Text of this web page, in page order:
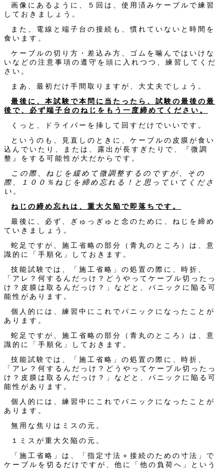
画像にあるように、５回は、使用済みケーブルで練習
しておきましょう。
また、電線と端子台の接続も、慣れていないと時間を
食います。
ケーブルの切り方・差込み方、ゴムを噛んではいけな
いなどの注意事項の遵守を頭に入れつつ、練習してくだ
さい。
まあ、最初だけ手間取りますが、大丈夫でしょう。
最後に、本試験で本問に当たったら、試験の最後の最
後で、必ず端子台のねじをもう一度締めてください。
くっと、ドライバーを挿して回すだけでいいです。
というのも、見直しのときに、ケーブルの皮膜が食い
込んでいたり、または、露出が長すぎたりで、『微調
整』をする可能性が大だからです。
この際、ねじを緩めて微調整するのですが、その
際、１００％ねじを締め忘れる！と思っていてくださ
い。
ねじの締め忘れは、重大欠陥で即落ちです。
最後に、必ず、ぎゅっぎゅと念のために、ねじを締め
ていきましょう。
蛇足ですが、施工省略の部分（青丸のところ）は、意
識的に「手順化」しておきます。
技能試験では、「施工省略」の処置の際に、時折、
「アレ？何するんだっけ？どうやってケーブル切ったっ
け？皮膜は取るんだっけ？」などと、パニックに陥る可
能性があります。
個人的には、練習中にこれでパニックになったことが
あります。
蛇足ですが、施工省略の部分（青丸のところ）は、意
識的に「手順化」しておきます。
技能試験では、「施工省略」の処置の際に、時折、
「アレ？何するんだっけ？どうやってケーブル切ったっ
け？皮膜は取るんだっけ？」などと、パニックに陥る可
能性があります。
個人的には、練習中にこれでパニックになったことが
あります。
無用な焦りはミスの元。
１ミスが重大欠陥の元。
「施工省略」は、「指定寸法＋接続のための寸法」で
ケーブルを切るだけですが、他に「他の負荷へ」という